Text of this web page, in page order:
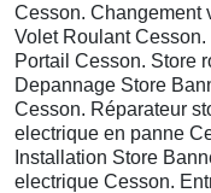
Cesson. Changement
Volet Roulant
Portail Cesson. Store
Depannage Store
Cesson. Réparateur
electrique en panne
Installation Store
electrique Cesson.